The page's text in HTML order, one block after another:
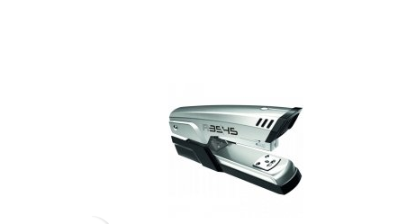
Mix
Eagle